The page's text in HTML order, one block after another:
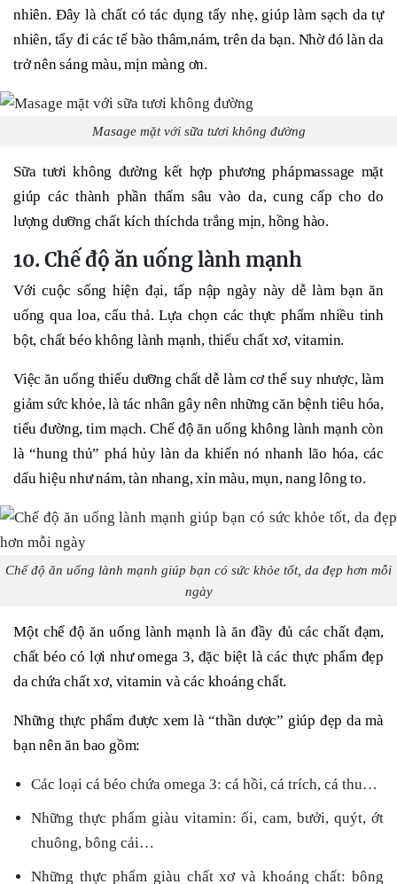
nhiên. Đây là chất có tác dụng tẩy nhẹ, giúp làm sạch da tự
nhiên, tẩy đi các tế bào thâm,nám, trên da bạn. Nhờ đó làn da
trở nên sáng màu, mịn màng ơn.
Masage mặt với sữa tươi không đường
Sữa tươi không đường kết hợp phương phápmassage mặt
giúp các thành phần thấm sâu vào da, cung cấp cho do
lượng dưỡng chất kích thíchda trắng mịn, hồng hào.
10. Chế độ ăn uống lành mạnh
Với cuộc sống hiện đại, tấp nập ngày này dễ làm bạn ăn
uống qua loa, cẩu thả. Lựa chọn các thực phẩm nhiều tinh
bột, chất béo không lành mạnh, thiếu chất xơ, vitamin.
Việc ăn uống thiếu dưỡng chất dễ làm cơ thể suy nhược, làm
giảm sức khỏe, là tác nhân gây nên những căn bệnh tiêu hóa,
tiểu đường, tim mạch. Chế độ ăn uống không lành mạnh còn
là “hung thủ” phá hủy làn da khiến nó nhanh lão hóa, các
dấu hiệu như nám, tàn nhang, xỉn màu, mụn, nang lông to.
Chế độ ăn uống lành mạnh giúp bạn có sức khỏe tốt, da đẹp hơn mỗi
ngày
Một chế độ ăn uống lành mạnh là ăn đầy đủ các chất đạm,
chất béo có lợi như omega 3, đặc biệt là các thực phẩm đẹp
da chứa chất xơ, vitamin và các khoáng chất.
Những thực phẩm được xem là “thần dược” giúp đẹp da mà
bạn nên ăn bao gồm:
Các loại cá béo chứa omega 3: cá hồi, cá trích, cá thu…
Những thực phẩm giàu vitamin: ổi, cam, bưởi, quýt, ớt
chuông, bông cải…
Những thực phẩm giàu chất xơ và khoáng chất: bông